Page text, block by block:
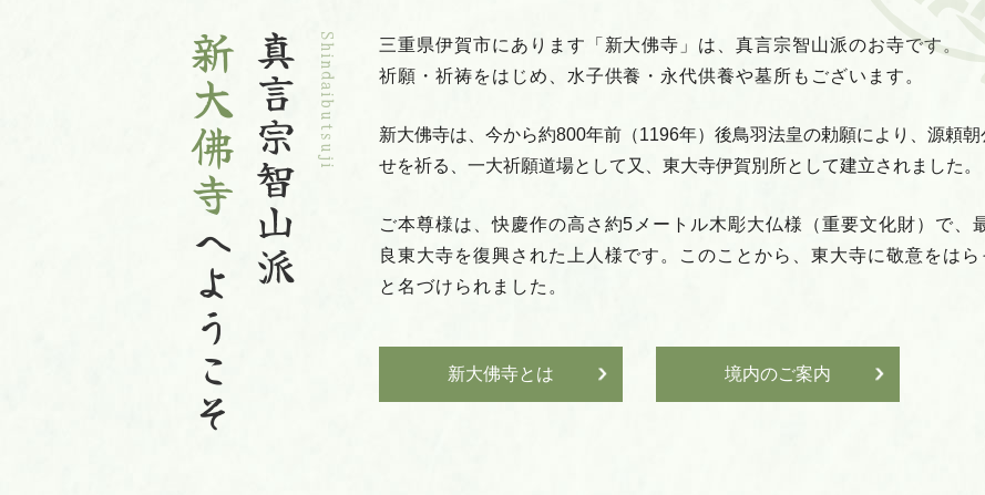
真言宗智山派
新大佛寺
へようこそ
三重県伊賀市にあります「新大佛寺」は、真言宗智山派のお寺です。
祈願・祈祷をはじめ、水子供養・永代供養や墓所もございます。
新大佛寺は、今から約800年前（1196年）後鳥羽法皇の勅願により、源頼
せを祈る、一大祈願道場として又、東大寺伊賀別所として建立されました。
ご本尊様は、快慶作の高さ約5メートル木彫大仏様（重要文化財）で、
良東大寺を復興された上人様です。このことから、東大寺に敬意をは
と名づけられました。
新大佛寺とは 境内のご案内